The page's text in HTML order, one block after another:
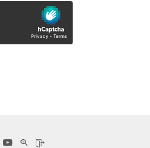
YouTubeWeChat